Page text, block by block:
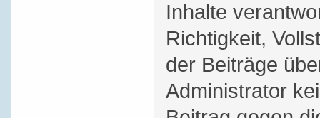
Inhalte
Richtigkeit,
der Beiträge
Administrator